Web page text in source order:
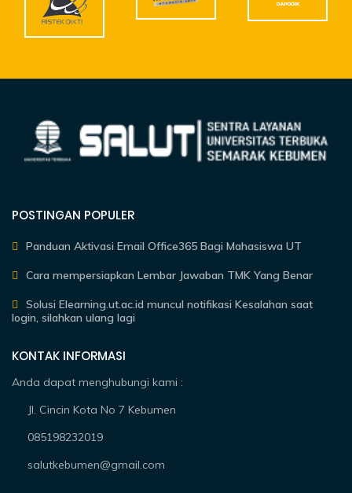
POSTINGAN POPULER
Panduan Aktivasi Email Office365 Bagi Mahasiswa UT
Cara mempersiapkan Lembar Jawaban TMK Yang Benar
Solusi Elearning.ut.ac.id muncul notifikasi Kesalahan saat
login, silahkan ulang lagi
KONTAK INFORMASI
Anda dapat menghubungi kami :
Jl. Cincin Kota No 7 Kebumen
085198232019
salutkebumen@gmail.com